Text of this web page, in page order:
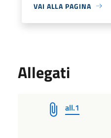
VAI ALLA PAGINA
Allegati
all.1